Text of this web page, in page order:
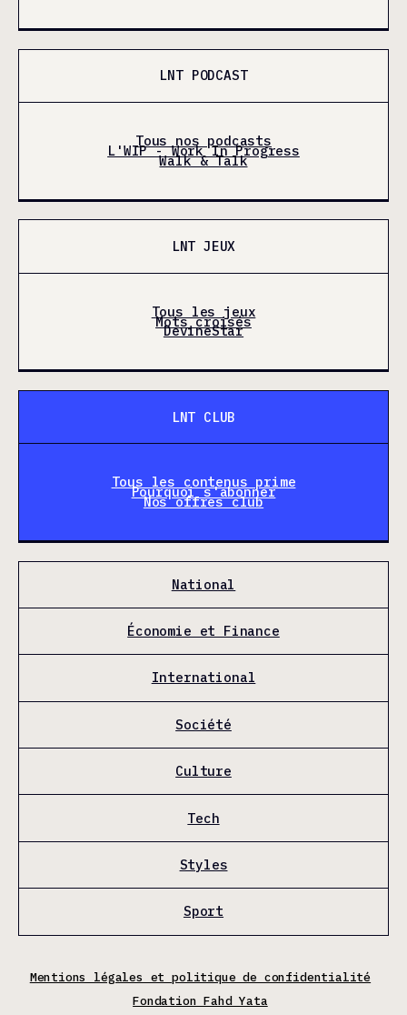
LNT PODCAST
Tous nos podcasts
L'WIP - Work In Progress
Walk & Talk
LNT JEUX
Tous les jeux
Mots croisés
DevineStar
LNT CLUB
Tous les contenus prime
Pourquoi s'abonner
Nos offres club
National
Économie et Finance
International
Société
Culture
Tech
Styles
Sport
Mentions légales et politique de confidentialité
Fondation Fahd Yata